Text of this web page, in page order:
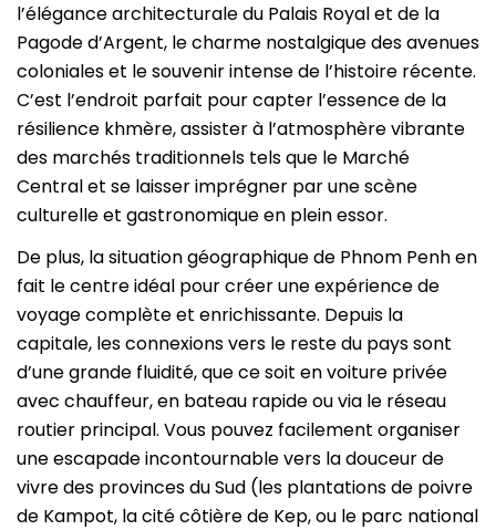
l’élégance architecturale du Palais Royal et de la
Pagode d’Argent, le charme nostalgique des avenues
coloniales et le souvenir intense de l’histoire récente.
C’est l’endroit parfait pour capter l’essence de la
résilience khmère, assister à l’atmosphère vibrante
des marchés traditionnels tels que le Marché
Central et se laisser imprégner par une scène
culturelle et gastronomique en plein essor.
De plus, la situation géographique de Phnom Penh en
fait le centre idéal pour créer une expérience de
voyage complète et enrichissante. Depuis la
capitale, les connexions vers le reste du pays sont
d’une grande fluidité, que ce soit en voiture privée
avec chauffeur, en bateau rapide ou via le réseau
routier principal. Vous pouvez facilement organiser
une escapade incontournable vers la douceur de
vivre des provinces du Sud (les plantations de poivre
de Kampot, la cité côtière de Kep, ou le parc national